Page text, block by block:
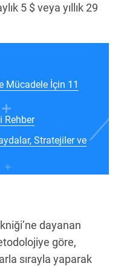
5 $ veya yıllık 29
Mücadele İçin 11
Rehber
Stratejiler ve
dayanan
göre,
sırayla yaparak